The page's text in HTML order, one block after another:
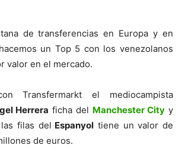
de transferencias en Europa y en
hacemos un Top 5 con los venezolanos
valor en el mercado.
Transfermarkt el mediocampista
Herrera ficha del Manchester City y
filas del Espanyol tiene un valor de
de euros.